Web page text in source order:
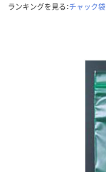
ランキングを見る：チャック袋